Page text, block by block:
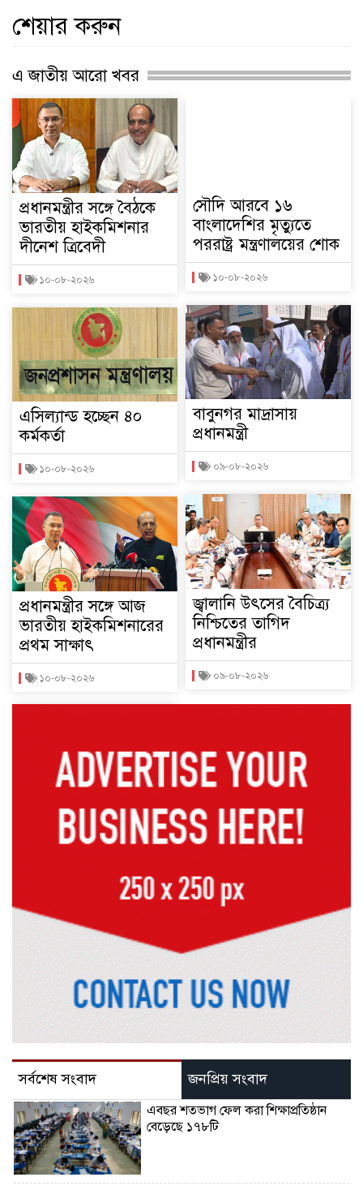
শেয়ার করুন
এ জাতীয় আরো খবর
প্রধানমন্ত্রীর সঙ্গে বৈঠকে
ভারতীয় হাইকমিশনার
দীনেশ ত্রিবেদী
১০-০৮-২০২৬
এসিল্যান্ড হচ্ছেন ৪০
কর্মকর্তা
১০-০৮-২০২৬
প্রধানমন্ত্রীর সঙ্গে আজ
ভারতীয় হাইকমিশনারের
প্রথম সাক্ষাৎ
১০-০৮-২০২৬
সৌদি আরবে ১৬
বাংলাদেশির মৃত্যুতে
পররাষ্ট্র মন্ত্রণালয়ের শোক
১০-০৮-২০২৬
বাবুনগর মাদ্রাসায়
প্রধানমন্ত্রী
০৯-০৮-২০২৬
জ্বালানি উৎসের বৈচিত্র্য
নিশ্চিতের তাগিদ
প্রধানমন্ত্রীর
০৯-০৮-২০২৬
সর্বশেষ সংবাদ জনপ্রিয় সংবাদ
এবছর শতভাগ ফেল করা শিক্ষাপ্রতিষ্ঠান
বেড়েছে ১৭৮টি